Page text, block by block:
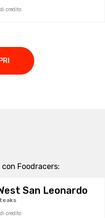
credito
Foodracers:
San Leonardo
credito